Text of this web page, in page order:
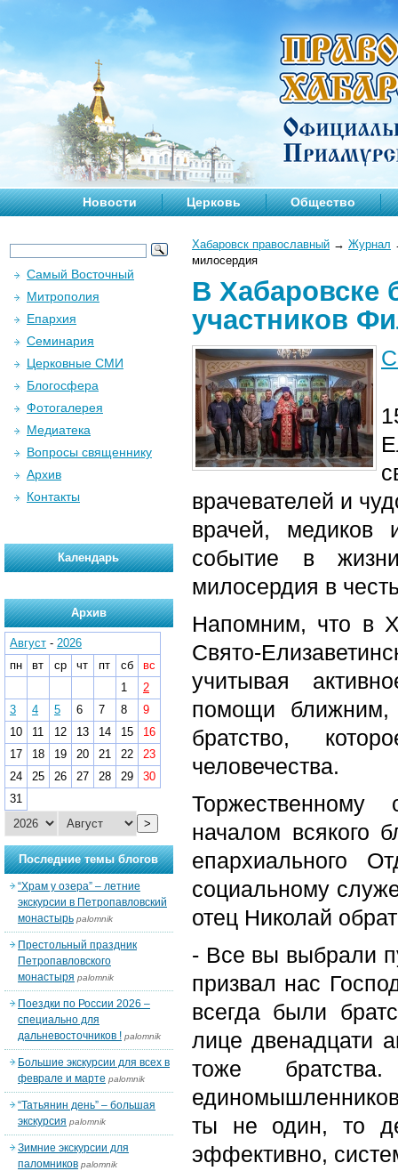
Новости Церковь Общество
Хабаровск православный → Журнал
милосердия
В
участников
врачевателей и
врачей, медиков
событие в
милосердия в
Напомним, что в
Свято-
учитывая
помощи ближним,
братство,
человечества.
началом всякого
епархиального
социальному
отец Николай
- Все вы выбрали
призвал нас
всегда были
лице двенадцати
тоже
ты не один, то
эффективно,
Самый Восточный
Митрополия
Епархия
Семинария
Церковные СМИ
Блогосфера
Фотогалерея
Медиатека
Вопросы священнику
Архив
Контакты
Календарь
Архив
Август - 2026
пн
вт ср чт пт сб
вс
1
2
3
4 5 6 7 8
9
10
11 12 13 14 15
16
17
18 19 20 21 22
23
24
25 26 27 28 29
30
31
>
Последние темы блогов
“Храм у озера” – летние
экскурсии в Петропавловский
монастырь palomnik
Престольный праздник
Петропавловского
монастыря palomnik
Поездки по России 2026 –
специально для
дальневосточников ! palomnik
Большие экскурсии для всех в
феврале и марте palomnik
“Татьянин день” – большая
экскурсия palomnik
Зимние экскурсии для
паломников palomnik